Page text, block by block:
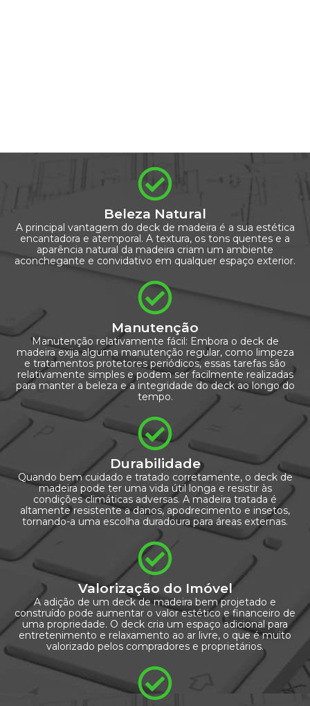
Beleza Natural
A principal vantagem do deck de madeira é a sua estética
encantadora e atemporal. A textura, os tons quentes e a
aparência natural da madeira criam um ambiente
aconchegante e convidativo em qualquer espaço exterior.
Manutenção
Manutenção relativamente fácil: Embora o deck de
madeira exija alguma manutenção regular, como limpeza
e tratamentos protetores periódicos, essas tarefas são
relativamente simples e podem ser facilmente realizadas
para manter a beleza e a integridade do deck ao longo do
tempo.
Durabilidade
Quando bem cuidado e tratado corretamente, o deck de
madeira pode ter uma vida útil longa e resistir às
condições climáticas adversas. A madeira tratada é
altamente resistente a danos, apodrecimento e insetos,
tornando-a uma escolha duradoura para áreas externas.
Valorização do Imóvel
A adição de um deck de madeira bem projetado e
construído pode aumentar o valor estético e financeiro de
uma propriedade. O deck cria um espaço adicional para
entretenimento e relaxamento ao ar livre, o que é muito
valorizado pelos compradores e proprietários.